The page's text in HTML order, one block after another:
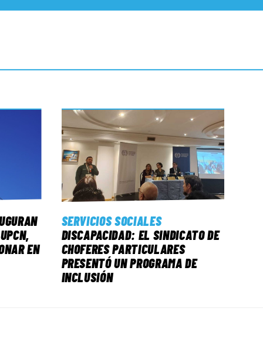
EN
SERVICIOS SOCIALES
DISCAPACIDAD: EL SINDICATO DE
CHOFERES PARTICULARES
PRESENTÓ UN PROGRAMA DE
INCLUSIÓN